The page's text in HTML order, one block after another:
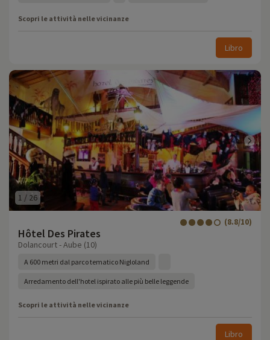
Scopri le attività nelle vicinanze
Libro
1 / 26
Hôtel Des Pirates
(8.8/10)
Dolancourt - Aube (10)
A 600 metri dal parco tematico Nigloland
Arredamento dell'hotel ispirato alle più belle leggende
Scopri le attività nelle vicinanze
Libro